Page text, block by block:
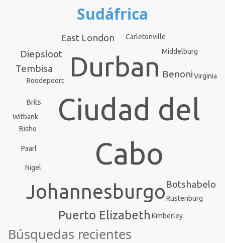
Sudáfrica
Ciudad del
Cabo
Durban
Johannesburgo
Puerto Elizabeth
Benoni
Tembisa
East London
Diepsloot
Botshabelo
Witbank
Roodepoort
Paarl
Carletonville
Middelburg
Kimberley
Nigel
Bisho
Rustenburg
Virginia
Brits
Búsquedas recientes